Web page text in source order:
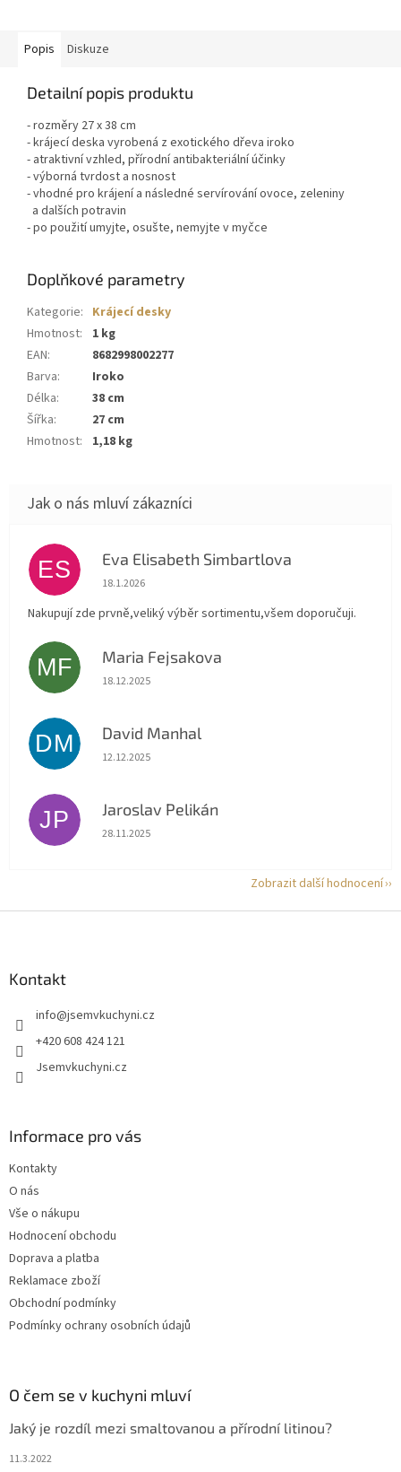
Popis Diskuze
Detailní popis produktu
- rozměry 27 x 38 cm
- krájecí deska vyrobená z exotického dřeva iroko
- atraktivní vzhled, přírodní antibakteriální účinky
- výborná tvrdost a nosnost
- vhodné pro krájení a následné servírování ovoce, zeleniny
a dalších potravin
- po použití umyjte, osušte, nemyjte v myčce
Doplňkové parametry
Kategorie: Krájecí desky
Hmotnost:
1 kg
EAN:
8682998002277
Barva:
Iroko
Délka:
38 cm
Šířka:
27 cm
Hmotnost: 1,18 kg
ES Eva Elisabeth Simbartlova
Hodnocení obchodu je 5 z 5 hvězdiček.
18.1.2026
Nakupují zde prvně,veliký výběr sortimentu,všem doporučuji.
MF Maria Fejsakova
Hodnocení obchodu je 5 z 5 hvězdiček.
18.12.2025
DM David Manhal
Hodnocení obchodu je 5 z 5 hvězdiček.
12.12.2025
JP Jaroslav Pelikán
Hodnocení obchodu je 5 z 5 hvězdiček.
28.11.2025
Zobrazit další hodnocení
Kontakt
info@jsemvkuchyni.cz
+420 608 424 121
Jsemvkuchyni.cz
Informace pro vás
Kontakty
O nás
Vše o nákupu
Hodnocení obchodu
Doprava a platba
Reklamace zboží
Obchodní podmínky
Podmínky ochrany osobních údajů
O čem se v kuchyni mluví
Jaký je rozdíl mezi smaltovanou a přírodní litinou?
11.3.2022